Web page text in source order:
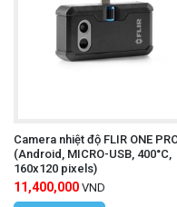
Website:
Tham khảo thêm:
Camera nhiệt độ FLIR ONE
(Android, MICRO-USB, 400°C,
160x120 pixels)
11,400,000 VND